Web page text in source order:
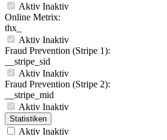
Aktiv Inaktiv
Online Metrix:
thx_
Aktiv Inaktiv
Fraud Prevention (Stripe 1):
__stripe_sid
Aktiv Inaktiv
Fraud Prevention (Stripe 2):
__stripe_mid
Aktiv Inaktiv
Statistiken
Aktiv Inaktiv